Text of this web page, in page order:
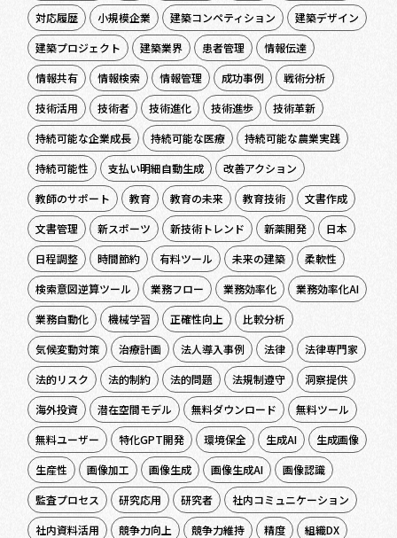
対応履歴 小規模企業 建築コンペティション
建築デザイン
建築プロジェクト
建築業界 患者管理
情報伝達
情報共有
情報検索 情報管理 成功事例
戦術分析
技術活用
技術者 技術進化 技術進歩
技術革新
持続可能な企業成長
持続可能な医療
持続可能な農業実践
持続可能性
支払い明細自動生成
改善アクション
教師のサポート
教育 教育の未来 教育技術
文書作成
文書管理
新スポーツ 新技術トレンド 新薬開発
日本
日程調整
時間節約 有料ツール 未来の建築
柔軟性
検索意図逆算ツール
業務フロー 業務効率化
業務効率化AI
業務自動化
機械学習 正確性向上
比較分析
気候変動対策
治療計画 法人導入事例 法律
法律専門家
法的リスク
法的制約 法的問題 法規制遵守
洞察提供
海外投資
潜在空間モデル 無料ダウンロード
無料ツール
無料ユーザー
特化GPT開発 環境保全 生成AI
生成画像
生産性
画像加工 画像生成 画像生成AI
画像認識
監査プロセス
研究応用 研究者
社内コミュニケーション
社内資料活用
競争力向上 競争力維持 精度
組織DX